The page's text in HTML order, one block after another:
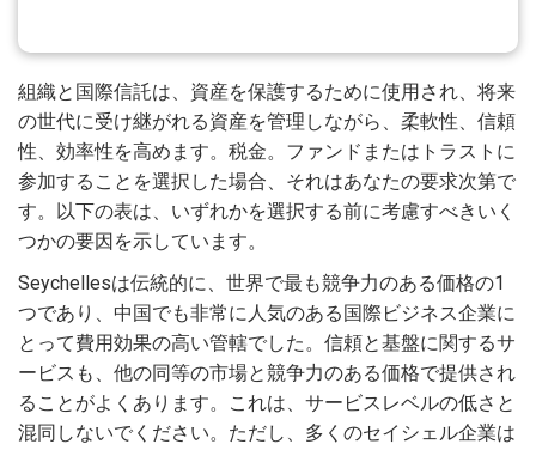
組織と国際信託は、資産を保護するために使用され、将来
の世代に受け継がれる資産を管理しながら、柔軟性、信頼
性、効率性を高めます。税金。ファンドまたはトラストに
参加することを選択した場合、それはあなたの要求次第で
す。以下の表は、いずれかを選択する前に考慮すべきいく
つかの要因を示しています。
Seychellesは伝統的に、世界で最も競争力のある価格の1
つであり、中国でも非常に人気のある国際ビジネス企業に
とって費用効果の高い管轄でした。信頼と基盤に関するサ
ービスも、他の同等の市場と競争力のある価格で提供され
ることがよくあります。これは、サービスレベルの低さと
混同しないでください。ただし、多くのセイシェル企業は